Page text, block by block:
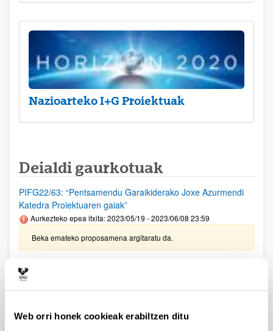
Web orri honek cookieak erabiltzen ditu
Nazioarteko I+G Proiektuak
Deialdi gaurkotuak
PIFG22/63: “Pentsamendu Garaikiderako Joxe Azurmendi
Katedra Proiektuaren gaiak”
Aurkezteko epea itxita: 2023/05/19 - 2023/06/08 23:59
Beka emateko proposamena argitaratu da.
UPV/EHUko IKERTALDEETARAKO LAGUNTZEN DEIALDIA
(2022)
Aurkezteko epea itxita: 2022/11/18 - 2022/12/19 23:59
2023/06/28 - Emandako eta ezetsitako laguntzen behin-betiko
ebazpena argitaratu egin da